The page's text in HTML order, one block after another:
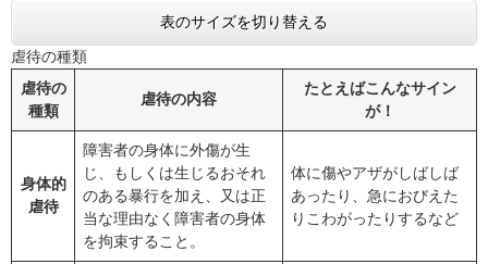
表のサイズを切り替える
虐待の種類
虐待の
種類
虐待の内容
たとえばこんなサイン
が！
身体的
虐待
障害者の身体に外傷が生
じ、もしくは生じるおそれ
のある暴行を加え、又は正
当な理由なく障害者の身体
を拘束すること。
体に傷やアザがしばしば
あったり、急におびえた
りこわがったりするなど